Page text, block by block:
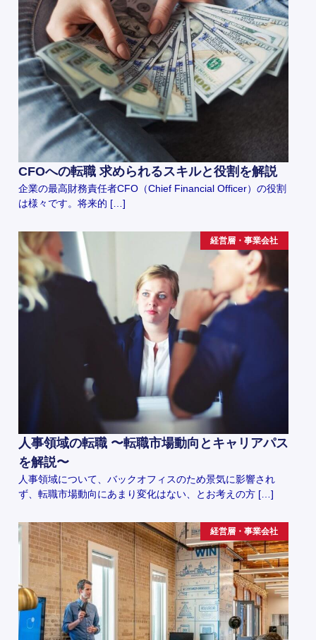
CFOへの転職 求められるスキルと役割を解説
企業の最高財務責任者CFO（Chief Financial Officer）の役割
は様々です。将来的 […]
経営層・事業会社
人事領域の転職 〜転職市場動向とキャリアパス
を解説〜
人事領域について、バックオフィスのため景気に影響され
ず、転職市場動向にあまり変化はない、とお考えの方 […]
経営層・事業会社